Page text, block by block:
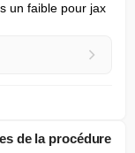
un faible pour jax
de la procédure